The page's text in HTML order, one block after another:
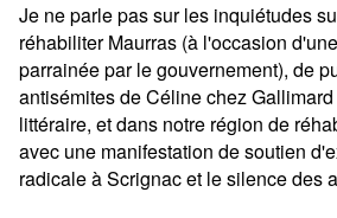
Je ne parle pas sur les inquiétudes
réhabiliter Maurras (à l'occasion
parrainée par le gouvernement), de
antisémites de Céline chez
littéraire, et dans notre région de
avec une manifestation de soutien
radicale à Scrignac et lesilence des